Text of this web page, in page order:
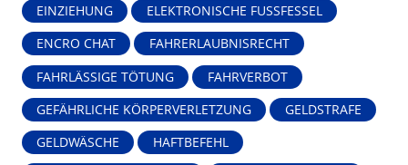
EINZIEHUNG ELEKTRONISCHE FUSSFESSEL
ENCRO CHAT FAHRERLAUBNISRECHT
FAHRLÄSSIGE TÖTUNG FAHRVERBOT
GEFÄHRLICHE KÖRPERVERLETZUNG GELDSTRAFE
GELDWÄSCHE HAFTBEFEHL